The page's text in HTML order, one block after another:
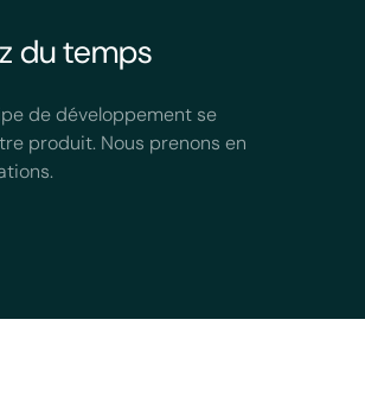
du temps
de développement se
produit. Nous prenons en